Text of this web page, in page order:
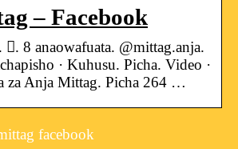
– Facebook
8 anaowafuata. @mittag.anja.
· Kuhusu. Picha. Video ·
za Anja Mittag. Picha 264 …
facebook